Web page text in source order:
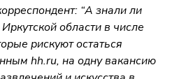
“А знали ли
области в числе
рискуют остаться
hh.ru, на одну вакансию